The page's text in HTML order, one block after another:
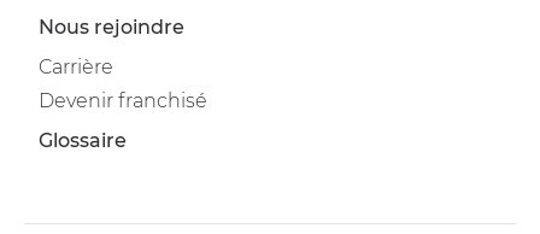
Nous rejoindre
Carrière
Devenir franchisé
Glossaire